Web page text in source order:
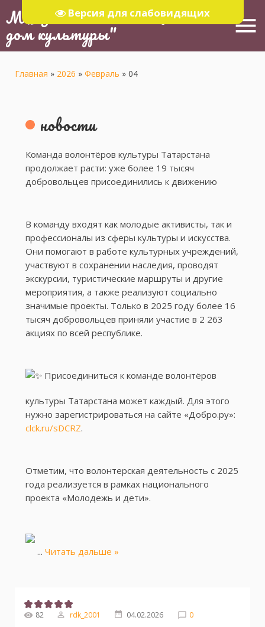
Версия для слабовидящих
МБУ "Тюлячинский Районный
дом культуры" menu
Главная » 2026 » Февраль » 04
новости
Команда волонтёров культуры Татарстана
продолжает расти: уже более 19 тысяч
добровольцев присоединились к движению
В команду входят как молодые активисты, так и
профессионалы из сферы культуры и искусства.
Они помогают в работе культурных учреждений,
участвуют в сохранении наследия, проводят
экскурсии, туристические маршруты и другие
мероприятия, а также реализуют социально
значимые проекты. Только в 2025 году более 16
тысяч добровольцев приняли участие в 2 263
акциях по всей республике.
Присоединиться к команде волонтёров
культуры Татарстана может каждый. Для этого
нужно зарегистрироваться на сайте «Добро.ру»:
clck.ru/sDCRZ.
Отметим, что волонтерская деятельность с 2025
года реализуется в рамках национального
проекта «Молодежь и дети».
... Читать дальше »
82 rdk_2001 04.02.2026 0